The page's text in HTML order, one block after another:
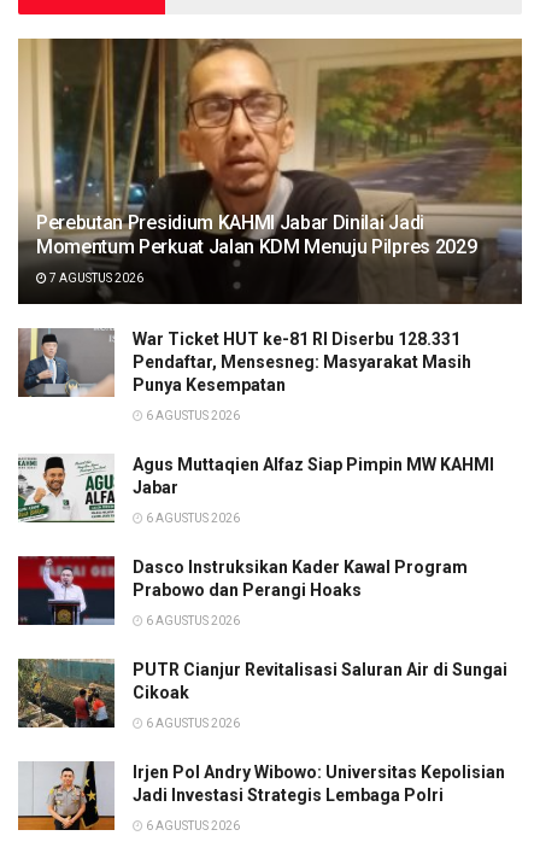
Perebutan Presidium KAHMI Jabar Dinilai Jadi
Momentum Perkuat Jalan KDM Menuju Pilpres 2029
7 AGUSTUS 2026
War Ticket HUT ke-81 RI Diserbu 128.331
Pendaftar, Mensesneg: Masyarakat Masih
Punya Kesempatan
6 AGUSTUS 2026
Agus Muttaqien Alfaz Siap Pimpin MW KAHMI
Jabar
6 AGUSTUS 2026
Dasco Instruksikan Kader Kawal Program
Prabowo dan Perangi Hoaks
6 AGUSTUS 2026
PUTR Cianjur Revitalisasi Saluran Air di Sungai
Cikoak
6 AGUSTUS 2026
Irjen Pol Andry Wibowo: Universitas Kepolisian
Jadi Investasi Strategis Lembaga Polri
6 AGUSTUS 2026